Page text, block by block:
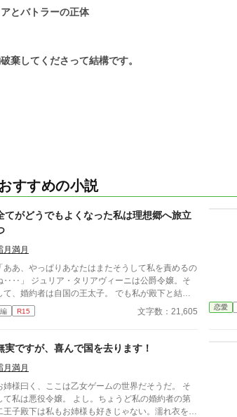
とバトラーの正体
棄してくださって結構です。
すすめの小説
てがどうでもよくなった私は理想郷へ旅立
月満月
「ああ、やっぱりあなたはまたそうして私を責めるの
‥‥」 ジュリア・タリアヴィーニは公爵令嬢。そ
て、婚約者は自国の王太子。 でも私が殿下と結婚
ることはない。だってあなたは他の人を選んだのだ
。『前』と変わらず━━ これはとある能力を持
王太子の遠回りな物語。 ※なろう様で投稿済み
作品です。 ※画像はジュリアの婚約披露の時のイ
ージです。
R15 文字数：21,605 恋愛
実ですが、喜んで国を去ります！
月満月
姉様曰く、ここは乙女ゲームの世界だそうだ。 そ
て私は悪役令嬢。 よし。ちょうど私の婚約者の第
王子殿下は私もお姉様も好きじゃない。濡れ衣を着